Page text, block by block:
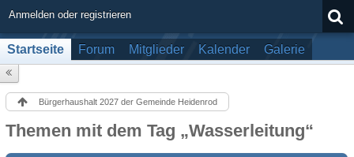
Anmelden oder registrieren
Startseite Forum Mitglieder Kalender Galerie
Bürgerhaushalt 2027 der Gemeinde Heidenrod
Themen mit dem Tag „Wasserleitung“